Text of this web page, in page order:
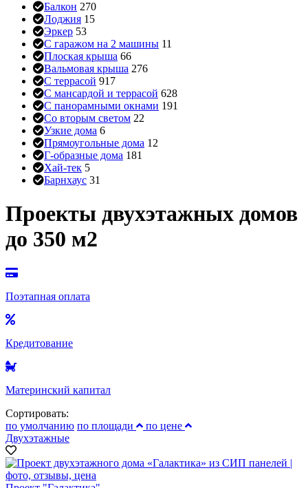
Балкон 270
Лоджия 15
Эркер 53
С гаражом на 2 машины 11
Плоская крыша 66
Вальмовая крыша 276
С террасой 917
С мансардой и террасой 628
С панорамными окнами 191
Со вторым светом 22
Узкие дома 6
Прямоугольные дома 12
Г-образные дома 181
Хай-тек 5
Барнхаус 31
Проекты двухэтажных домов
до 350 м2
Поэтапная оплата
Кредитование
Материнский капитал
Сортировать:
по умолчанию по площади
по цене
Двухэтажные